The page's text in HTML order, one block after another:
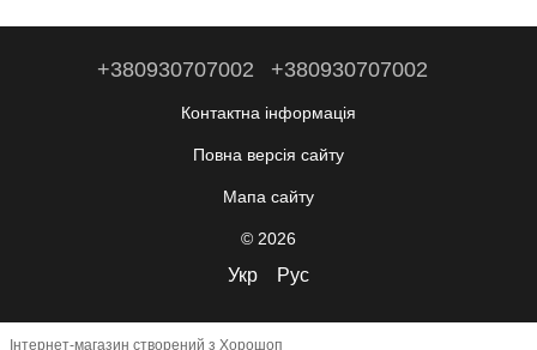
+380930707002 +380930707002
Контактна інформація
Повна версія сайту
Мапа сайту
© 2026
Укр Рус
Інтернет-магазин створений з Хорошоп